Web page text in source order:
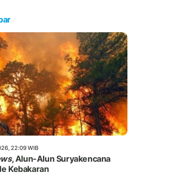
22:09 WIB
, Alun-Alun Suryakencana
Kebakaran